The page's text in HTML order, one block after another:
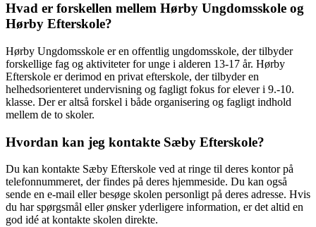
Hvad er forskellen mellem Hørby Ungdomsskole og
Hørby Efterskole?
Hørby Ungdomsskole er en offentlig ungdomsskole, der tilbyder
forskellige fag og aktiviteter for unge i alderen 13-17 år. Hørby
Efterskole er derimod en privat efterskole, der tilbyder en
helhedsorienteret undervisning og fagligt fokus for elever i 9.-10.
klasse. Der er altså forskel i både organisering og fagligt indhold
mellem de to skoler.
Hvordan kan jeg kontakte Sæby Efterskole?
Du kan kontakte Sæby Efterskole ved at ringe til deres kontor på
telefonnummeret, der findes på deres hjemmeside. Du kan også
sende en e-mail eller besøge skolen personligt på deres adresse. Hvis
du har spørgsmål eller ønsker yderligere information, er det altid en
god idé at kontakte skolen direkte.